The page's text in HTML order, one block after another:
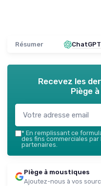
Résumer ChatGPT
Recevez les
Piège
* En remplissant ce
des fins commerciales
partenaires.
Piège à moustiques
Ajoutez-nous à vos